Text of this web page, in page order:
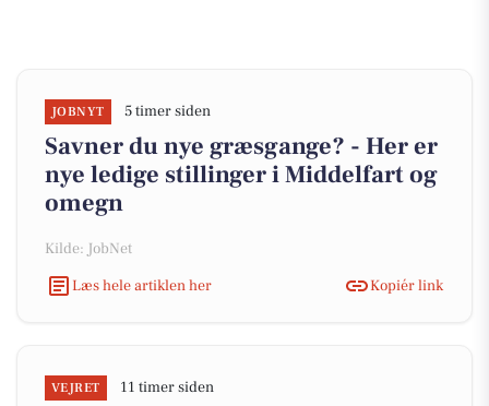
JOBNYT 5 timer siden
Savner du nye græsgange? - Her er
nye ledige stillinger i Middelfart og
omegn
Kilde: JobNet
Læs hele artiklen her
Kopiér link
VEJRET 11 timer siden